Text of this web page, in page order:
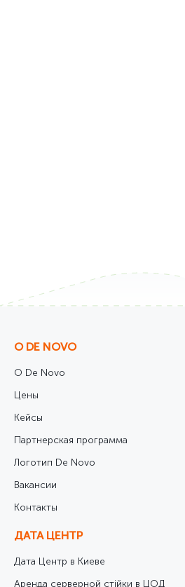
О DE NOVO
О De Novo
Цены
Кейсы
Партнерская программа
Логотип De Novo
Вакансии
Контакты
ДАТА ЦЕНТР
Дата Центр в Киеве
Аренда серверной стійки в ЦОД